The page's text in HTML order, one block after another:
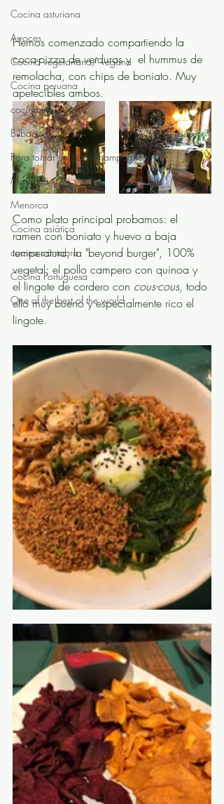
Cocina asturiana
Arroces
Cocina vegetariana/ vegana
Cocina peruana
cocina india
Bilbao
Para tomar un buen champagne
Marbella
Menorca
Cocina asiática
cocina cántabra
Cocina Portuguesa
One of the best of the world
Hemos comenzado compartiendo la
coca-pizza de verduras y  el hummus de
remolacha, con chips de boniato. Muy
apetecibles ambos.
Como plato principal probamos: el
ramen con boniato y huevo a baja
temperatura; la "beyond burger", 100%
vegetal; el pollo campero con quinoa y
el lingote de cordero con cous-cous, todo
ello muy bueno y especialmente rico el
lingote.